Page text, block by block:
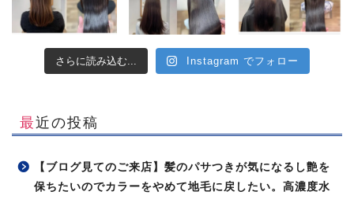
さらに読み込む... Instagram でフォロー
最近の投稿
【ブログ見てのご来店】髪のパサつきが気になるし艶を
保ちたいのでカラーをやめて地毛に戻したい。高濃度水